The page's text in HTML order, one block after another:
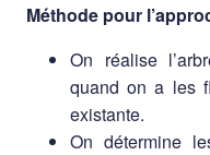
Méthode pour
On réalise
quand on a les
existante.
On détermine